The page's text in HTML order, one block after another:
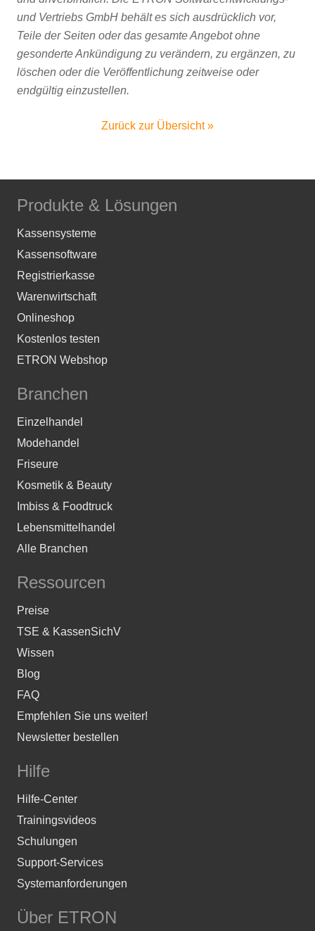
und Vertriebs GmbH behält es sich ausdrücklich vor,
Teile der Seiten oder das gesamte Angebot ohne
gesonderte Ankündigung zu verändern, zu ergänzen, zu
löschen oder die Veröffentlichung zeitweise oder
endgültig einzustellen.
Zurück zur Übersicht »
Produkte & Lösungen
Kassensysteme
Kassensoftware
Registrierkasse
Warenwirtschaft
Onlineshop
Kostenlos testen
ETRON Webshop
Branchen
Einzelhandel
Modehandel
Friseure
Kosmetik & Beauty
Imbiss & Foodtruck
Lebensmittelhandel
Alle Branchen
Ressourcen
Preise
TSE & KassenSichV
Wissen
Blog
FAQ
Empfehlen Sie uns weiter!
Newsletter bestellen
Hilfe
Hilfe-Center
Trainingsvideos
Schulungen
Support-Services
Systemanforderungen
Über ETRON